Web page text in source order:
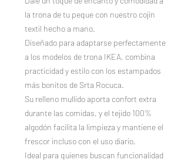
la trona de tu peque con nuestro cojín
textil hecho a mano.
Diseñado para adaptarse perfectamente
a los modelos de trona IKEA, combina
practicidad y estilo con los estampados
más bonitos de Srta Rocuca.
Su relleno mullido aporta confort extra
durante las comidas, y el tejido 100%
algodón facilita la limpieza y mantiene el
frescor incluso con el uso diario.
Ideal para quienes buscan funcionalidad